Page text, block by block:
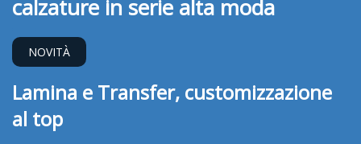
calzature in serie alta moda
NOVITÀ
Lamina e Transfer, customizzazione
al top